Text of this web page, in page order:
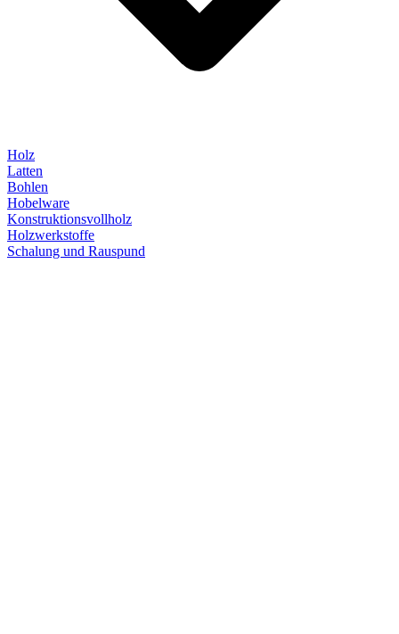
Holz
Latten
Bohlen
Hobelware
Konstruktionsvollholz
Holzwerkstoffe
Schalung und Rauspund